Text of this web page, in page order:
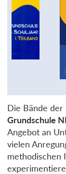
Die Bände der
Grundschule
Angebot an
vielen
methodischen